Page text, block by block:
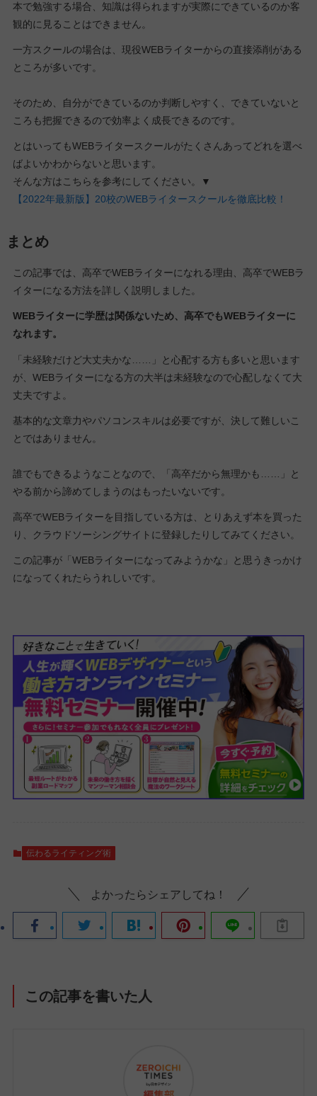
本で勉強する場合、知識は得られますが実際にできているのか客
観的に見ることはできません。
一方スクールの場合は、現役WEBライターからの直接添削がある
ところが多いです。
そのため、自分ができているのか判断しやすく、できていないと
ころも把握できるので効率よく成長できるのです。
とはいってもWEBライタースクールがたくさんあってどれを選べ
ばよいかわからないと思います。
そんな方はこちらを参考にしてください。▼
【2022年最新版】20校のWEBライタースクールを徹底比較！
まとめ
この記事では、高卒でWEBライターになれる理由、高卒でWEBラ
イターになる方法を詳しく説明しました。
WEBライターに学歴は関係ないため、高卒でもWEBライターに
なれます。
「未経験だけど大丈夫かな……」と心配する方も多いと思います
が、WEBライターになる方の大半は未経験なので心配しなくて大
丈夫ですよ。
基本的な文章力やパソコンスキルは必要ですが、決して難しいこ
とではありません。
誰でもできるようなことなので、「高卒だから無理かも……」と
やる前から諦めてしまうのはもったいないです。
高卒でWEBライターを目指している方は、とりあえず本を買った
り、クラウドソーシングサイトに登録したりしてみてください。
この記事が「WEBライターになってみようかな」と思うきっかけ
になってくれたらうれしいです。
伝わるライティング術
よかったらシェアしてね！
この記事を書いた人